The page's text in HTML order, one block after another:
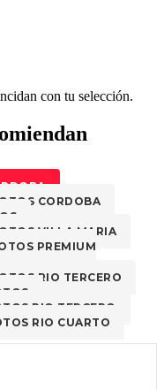
con tu selección.
CORDOBA
VILLA MARIA
PREMIUM
RIO TERCERO
RIO TERCERO
RIO CUARTO